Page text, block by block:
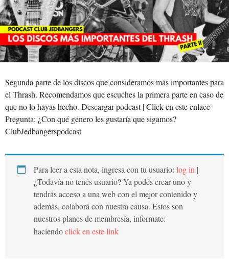
Segunda parte de los discos que consideramos más importantes para
el Thrash. Recomendamos que escuches la primera parte en caso de
que no lo hayas hecho. Descargar podcast | Click en este enlace
Pregunta: ¿Con qué género les gustaría que sigamos?
ClubJedbangerspodcast
Para leer a esta nota, ingresa con tu usuario: log in |
¿Todavía no tenés usuario? Ya podés crear uno y
tendrás acceso a una web con el mejor contenido y
además, colaborá con nuestra causa. Estos son
nuestros planes de membresía, informate:
haciendoclick en este link